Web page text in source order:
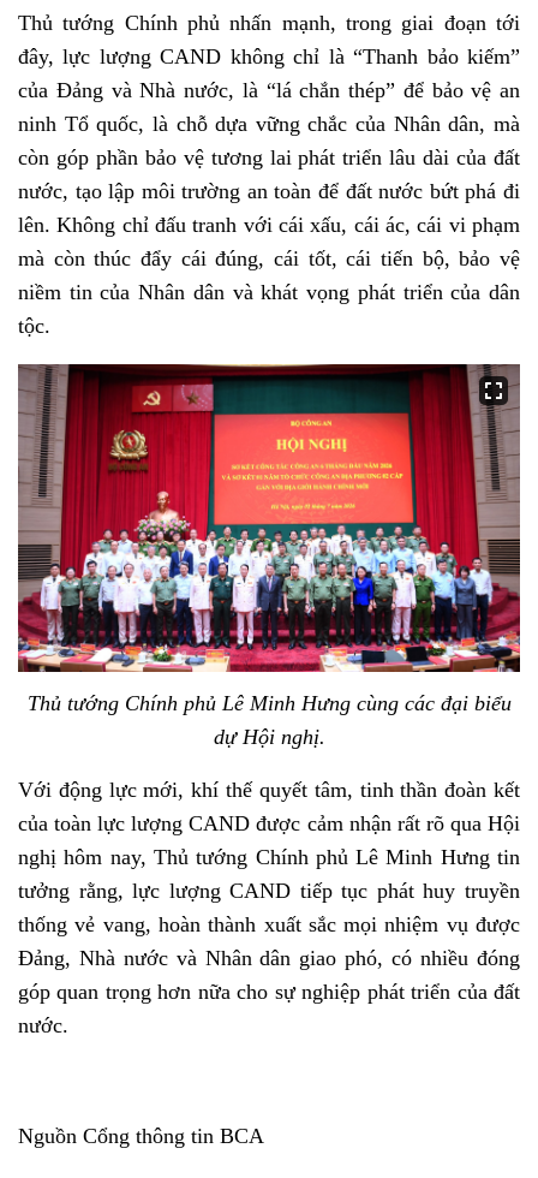
Thủ tướng Chính phủ nhấn mạnh, trong giai đoạn tới
đây, lực lượng CAND không chỉ là “Thanh bảo kiếm”
của Đảng và Nhà nước, là “lá chắn thép” để bảo vệ an
ninh Tổ quốc, là chỗ dựa vững chắc của Nhân dân, mà
còn góp phần bảo vệ tương lai phát triển lâu dài của đất
nước, tạo lập môi trường an toàn để đất nước bứt phá đi
lên. Không chỉ đấu tranh với cái xấu, cái ác, cái vi phạm
mà còn thúc đẩy cái đúng, cái tốt, cái tiến bộ, bảo vệ
niềm tin của Nhân dân và khát vọng phát triển của dân
tộc.
Thủ tướng Chính phủ Lê Minh Hưng cùng các đại biểu
dự Hội nghị.
Với động lực mới, khí thế quyết tâm, tinh thần đoàn kết
của toàn lực lượng CAND được cảm nhận rất rõ qua Hội
nghị hôm nay, Thủ tướng Chính phủ Lê Minh Hưng tin
tưởng rằng, lực lượng CAND tiếp tục phát huy truyền
thống vẻ vang, hoàn thành xuất sắc mọi nhiệm vụ được
Đảng, Nhà nước và Nhân dân giao phó, có nhiều đóng
góp quan trọng hơn nữa cho sự nghiệp phát triển của đất
nước.
Nguồn Cổng thông tin BCA